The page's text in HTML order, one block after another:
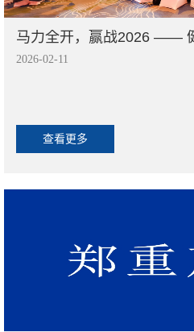
2026-02-11
查看更多